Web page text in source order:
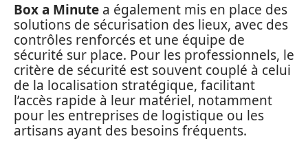
Box a Minute a également mis en place des
solutions de sécurisation des lieux, avec des
contrôles renforcés et une équipe de
sécurité sur place. Pour les professionnels, le
critère de sécurité est souvent couplé à celui
de la localisation stratégique, facilitant
l’accès rapide à leur matériel, notamment
pour les entreprises de logistique ou les
artisans ayant des besoins fréquents.